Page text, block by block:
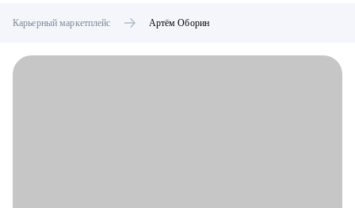
Карьерный маркетплейс Артём Оборин